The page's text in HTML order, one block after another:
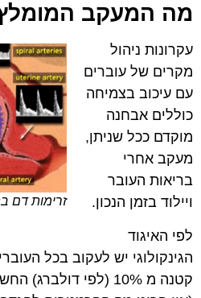
מה המעקב
זרימות דם
עקרונות ניהול
מקרים של עוברים
עם עיכוב בצמיחה
כוללים אבחנה
מוקדם ככל שניתן,
מעקב אחרי
בריאות העובר
ויילוד בזמן הנכון.
לפי האיגוד
הגינקולוגי יש לעקוב בכל
קטנה מ 10% (לפי